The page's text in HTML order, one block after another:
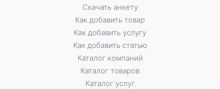
Скачать анкету
Как добавить товар
Как добавить услугу
Как добавить статью
Каталог компаний
Каталог товаров
Каталог услуг